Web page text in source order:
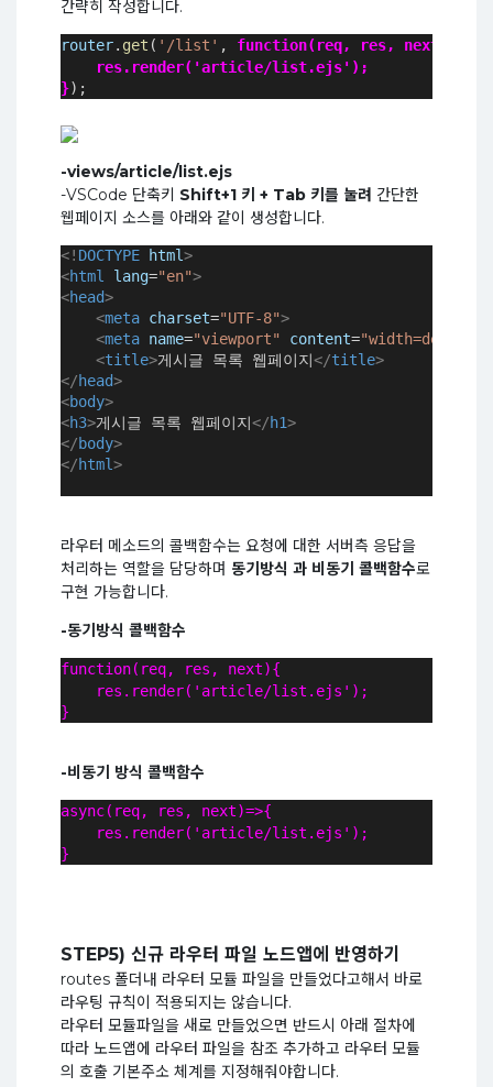
간략히 작성합니다.
router. get ( '/list' , function(req, res, next){
res.render('article/list.ejs');
});
-views/article/list.ejs
-VSCode 단축키 Shift+1 키 + Tab 키를 눌려 간단한
웹페이지 소스를 아래와 같이 생성합니다.
<! DOCTYPE html>
<html lang="en">
<head>
<meta charset="UTF-8">
<meta name="viewport" content=
<title>게시글 목록 웹페이지</title>
</head>
<body>
<h3>게시글 목록 웹페이지</h1
</body>
</html>
라우터 메소드의 콜백함수는 요청에 대한 서버측 응답을
처리하는 역할을 담당하며 동기방식 과 비동기 콜백함수로
구현 가능합니다.
-동기방식 콜백함수
function(req, res, next){
res.render('article/list.ejs');
}
-비동기 방식 콜백함수
async(req, res, next)=>{
res.render('article/list.ejs');
}
STEP5) 신규 라우터 파일 노드앱에 반영하기
routes 폴더내 라우터 모듈 파일을 만들었다고해서 바로
라우팅 규칙이 적용되지는 않습니다.
라우터 모듈파일을 새로 만들었으면 반드시 아래 절차에
따라 노드앱에 라우터 파일을 참조 추가하고 라우터 모듈
의 호출 기본주소 체계를 지정해줘야합니다.